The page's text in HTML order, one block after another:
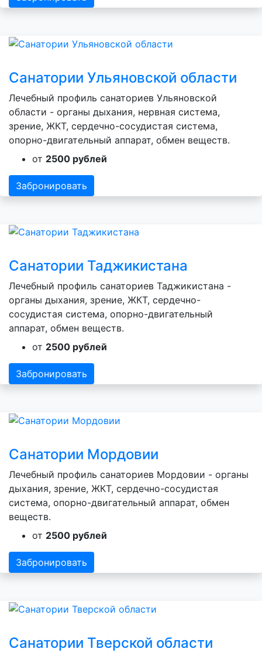
Санатории Ульяновской области
Лечебный профиль санаториев Ульяновской
области - органы дыхания, нервная система,
зрение, ЖКТ, сердечно-сосудистая система,
опорно-двигательный аппарат, обмен веществ.
от 2500 рублей
Забронировать
Санатории Таджикистана
Лечебный профиль санаториев Таджикистана -
органы дыхания, зрение, ЖКТ, сердечно-
сосудистая система, опорно-двигательный
аппарат, обмен веществ.
от 2500 рублей
Забронировать
Санатории Мордовии
Лечебный профиль санаториев Мордовии - органы
дыхания, зрение, ЖКТ, сердечно-сосудистая
система, опорно-двигательный аппарат, обмен
веществ.
от 2500 рублей
Забронировать
Санатории Тверской области